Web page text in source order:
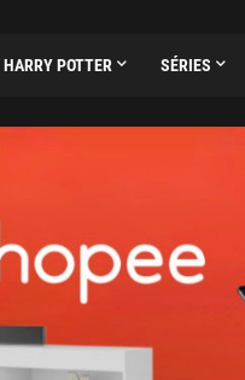
HARRY POTTER SÉRIES